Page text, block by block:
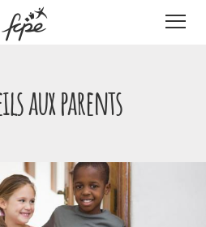
aux parents